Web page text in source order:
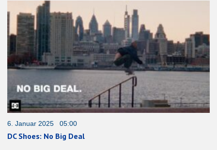
6. Januar 2025 05:00
DC Shoes: No Big Deal